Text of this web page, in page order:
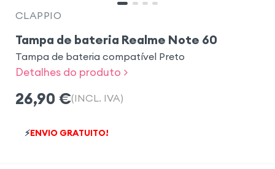
CLAPPIO
Tampa de bateria Realme Note 60
Tampa de bateria compatível Preto
Detalhes do produto >
26,90 €(INCL. IVA)
⚡ENVIO GRATUITO!